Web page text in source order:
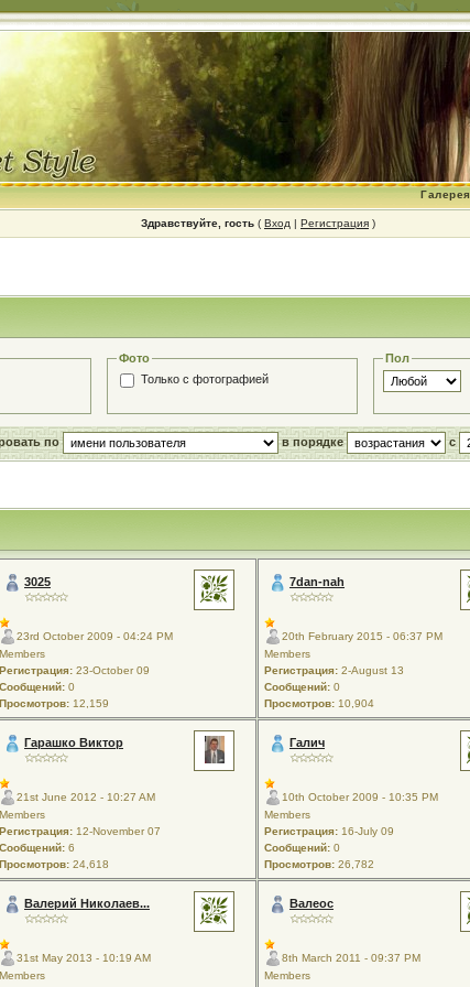
Галерея
Здравствуйте, гость ( Вход | Регистрация )
Фото
Только с фотографией
Пол
по в порядке с
3025
23rd October 2009 - 04:24 PM
Members
Регистрация: 23-October 09
Сообщений: 0
Просмотров: 12,159
7dan-nah
20th February 2015 - 06:37 PM
Members
Регистрация: 2-August 13
Сообщений: 0
Просмотров: 10,904
Гарашко Виктор
21st June 2012 - 10:27 AM
Members
Регистрация: 12-November 07
Сообщений: 6
Просмотров: 24,618
Галич
10th October 2009 - 10:35 PM
Members
Регистрация: 16-July 09
Сообщений: 0
Просмотров: 26,782
Валерий Николаев...
31st May 2013 - 10:19 AM
Members
Валеос
8th March 2011 - 09:37 PM
Members